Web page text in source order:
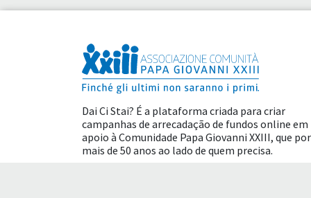
Dai Ci Stai? É a plataforma criada para criar
campanhas de arrecadação de fundos online em
apoio à Comunidade Papa Giovanni XXIII, que por
mais de 50 anos ao lado de quem precisa.